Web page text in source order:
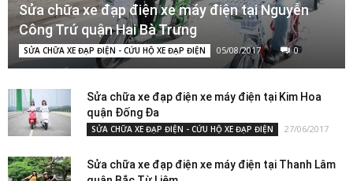
Sửa chữa xe đạp điện xe máy điện tại Nguyễn
Công Trứ quận Hai Bà Trưng
SỬA CHỮA XE ĐẠP ĐIỆN - CỨU HỘ XE ĐẠP ĐIỆN 05/08/2017 0
Sửa chữa xe đạp điện xe máy điện tại Kim Hoa
quận Đống Đa
SỬA CHỮA XE ĐẠP ĐIỆN - CỨU HỘ XE ĐẠP ĐIỆN 27/06/2017
Sửa chữa xe đạp điện xe máy điện tại Thanh Lâm